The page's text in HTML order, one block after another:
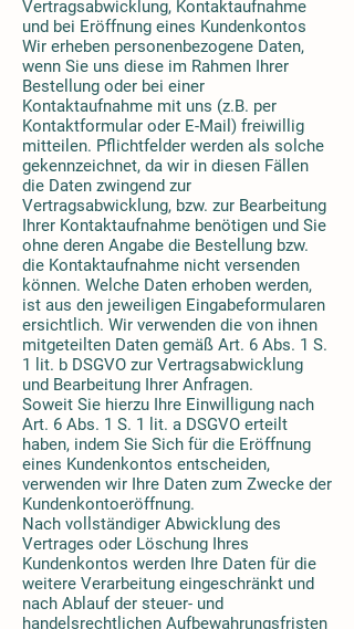
Vertragsabwicklung, Kontaktaufnahme
und bei Eröffnung eines Kundenkontos
Wir erheben personenbezogene Daten,
wenn Sie uns diese im Rahmen Ihrer
Bestellung oder bei einer
Kontaktaufnahme mit uns (z.B. per
Kontaktformular oder E-Mail) freiwillig
mitteilen. Pflichtfelder werden als solche
gekennzeichnet, da wir in diesen Fällen
die Daten zwingend zur
Vertragsabwicklung, bzw. zur Bearbeitung
Ihrer Kontaktaufnahme benötigen und Sie
ohne deren Angabe die Bestellung bzw.
die Kontaktaufnahme nicht versenden
können. Welche Daten erhoben werden,
ist aus den jeweiligen Eingabeformularen
ersichtlich. Wir verwenden die von ihnen
mitgeteilten Daten gemäß Art. 6 Abs. 1 S.
1 lit. b DSGVO zur Vertragsabwicklung
und Bearbeitung Ihrer Anfragen.
Soweit Sie hierzu Ihre Einwilligung nach
Art. 6 Abs. 1 S. 1 lit. a DSGVO erteilt
haben, indem Sie Sich für die Eröffnung
eines Kundenkontos entscheiden,
verwenden wir Ihre Daten zum Zwecke der
Kundenkontoeröffnung.
Nach vollständiger Abwicklung des
Vertrages oder Löschung Ihres
Kundenkontos werden Ihre Daten für die
weitere Verarbeitung eingeschränkt und
nach Ablauf der steuer- und
handelsrechtlichen Aufbewahrungsfristen